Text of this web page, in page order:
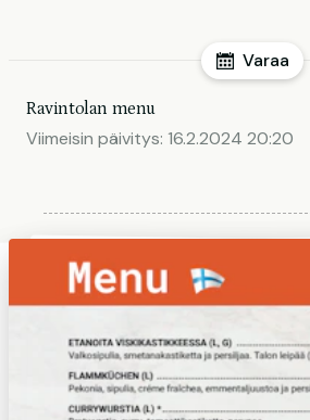
Varaa
Ravintolan menu
Viimeisin päivitys: 16.2.2024 20:20